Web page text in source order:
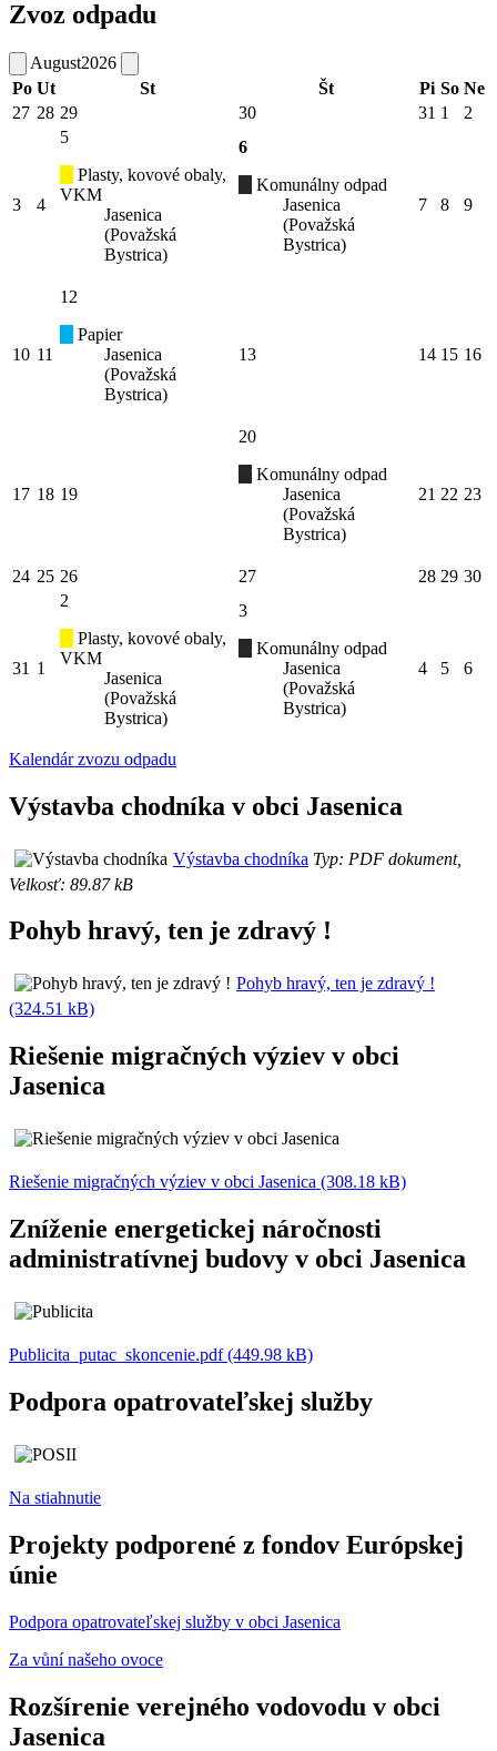
Zvoz odpadu
August2026
Po Ut St Št Pi So Ne
27 28 29 30 31 1 2
3 4
5
Plasty, kovové obaly,
VKM
Jasenica
(Považská
Bystrica)
6
Komunálny odpad
Jasenica
(Považská
Bystrica)
7 8 9
10 11
12
Papier
Jasenica
(Považská
Bystrica)
13 14 15 16
17 18 19
20
Komunálny odpad
Jasenica
(Považská
Bystrica)
21 22 23
24 25 26 27 28 29 30
31 1
2
Plasty, kovové obaly,
VKM
Jasenica
(Považská
Bystrica)
3
Komunálny odpad
Jasenica
(Považská
Bystrica)
4 5 6
Kalendár zvozu odpadu
Výstavba chodníka v obci Jasenica
Výstavba chodníka Typ: PDF dokument,
Velkosť: 89.87 kB
Pohyb hravý, ten je zdravý !
Pohyb hravý, ten je zdravý !
(324.51 kB)
Riešenie migračných výziev v obci
Jasenica
Riešenie migračných výziev v obci Jasenica (308.18 kB)
Zníženie energetickej náročnosti
administratívnej budovy v obci Jasenica
Publicita_putac_skoncenie.pdf (449.98 kB)
Podpora opatrovateľskej služby
Na stiahnutie
Projekty podporené z fondov Európskej
únie
Podpora opatrovateľskej služby v obci Jasenica
Za vůní našeho ovoce
Rozšírenie verejného vodovodu v obci
Jasenica